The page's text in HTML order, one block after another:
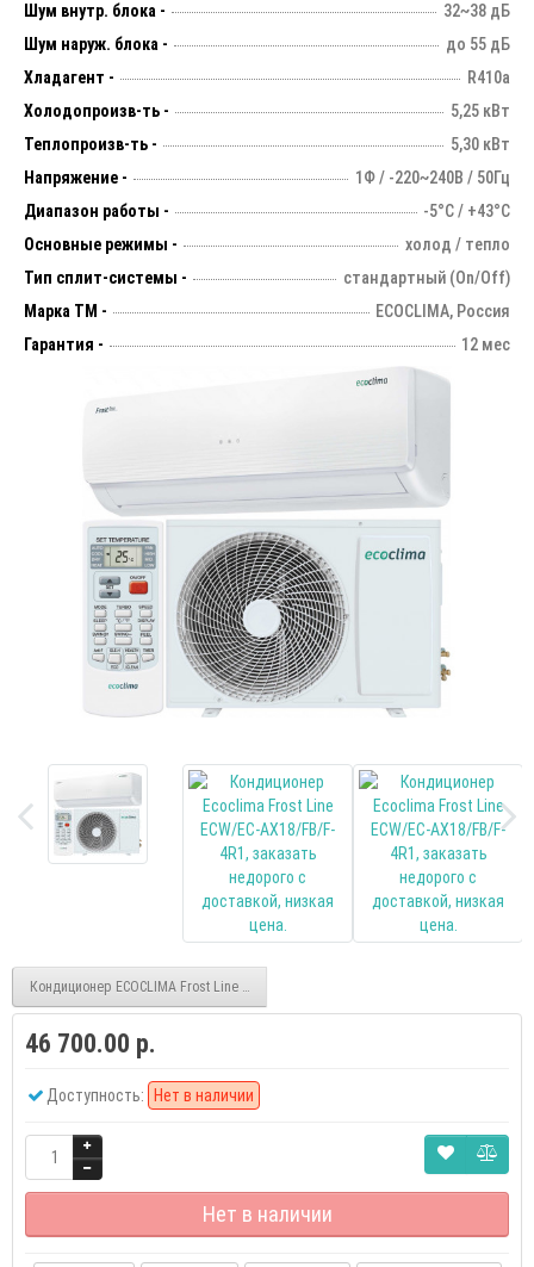
Шум внутр. блока -
32~38 дБ
Шум наруж. блока -
до 55 дБ
Хладагент -
R410a
Холодопроизв-ть -
5,25 кВт
Теплопроизв-ть -
5,30 кВт
Напряжение -
1Ф / -220~240В / 50Гц
Диапазон работы -
-5°С / +43°С
Основные режимы -
холод / тепло
Тип сплит-системы -
стандартный (On/Off)
Марка ТМ -
ECOCLIMA, Россия
Гарантия -
12 мес
Кондиционер ECOCLIMA Frost Line ECW/EC-AX12/FB/F-4R1
46 700.00 р.
Доступность: Нет в наличии
Нет в наличии